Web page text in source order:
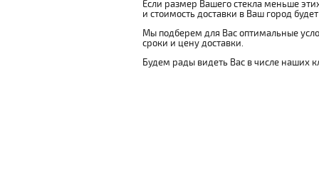
Если размер Вашего стекла меньше
и стоимость доставки в Ваш город
Мы подберем для Вас оптимальные
сроки и цену доставки.
Будем рады видеть Вас в числе наших